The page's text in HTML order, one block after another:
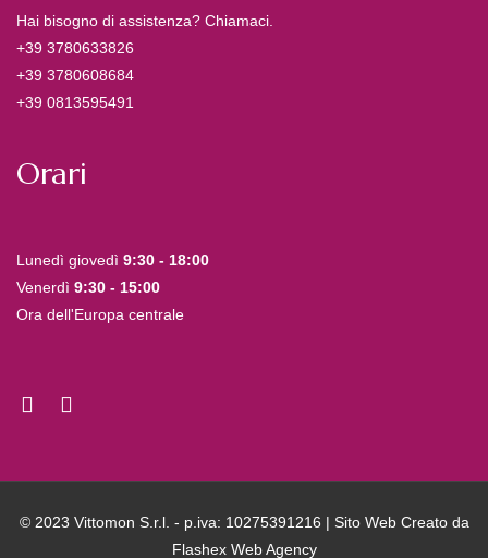
Hai bisogno di assistenza? Chiamaci.
+39 3780633826
+39 3780608684
+39 0813595491
Orari
Lunedì giovedì 9:30 - 18:00
Venerdì 9:30 - 15:00
Ora dell'Europa centrale
© 2023 Vittomon S.r.l. - p.iva: 10275391216 | Sito Web Creato da
Flashex Web Agency